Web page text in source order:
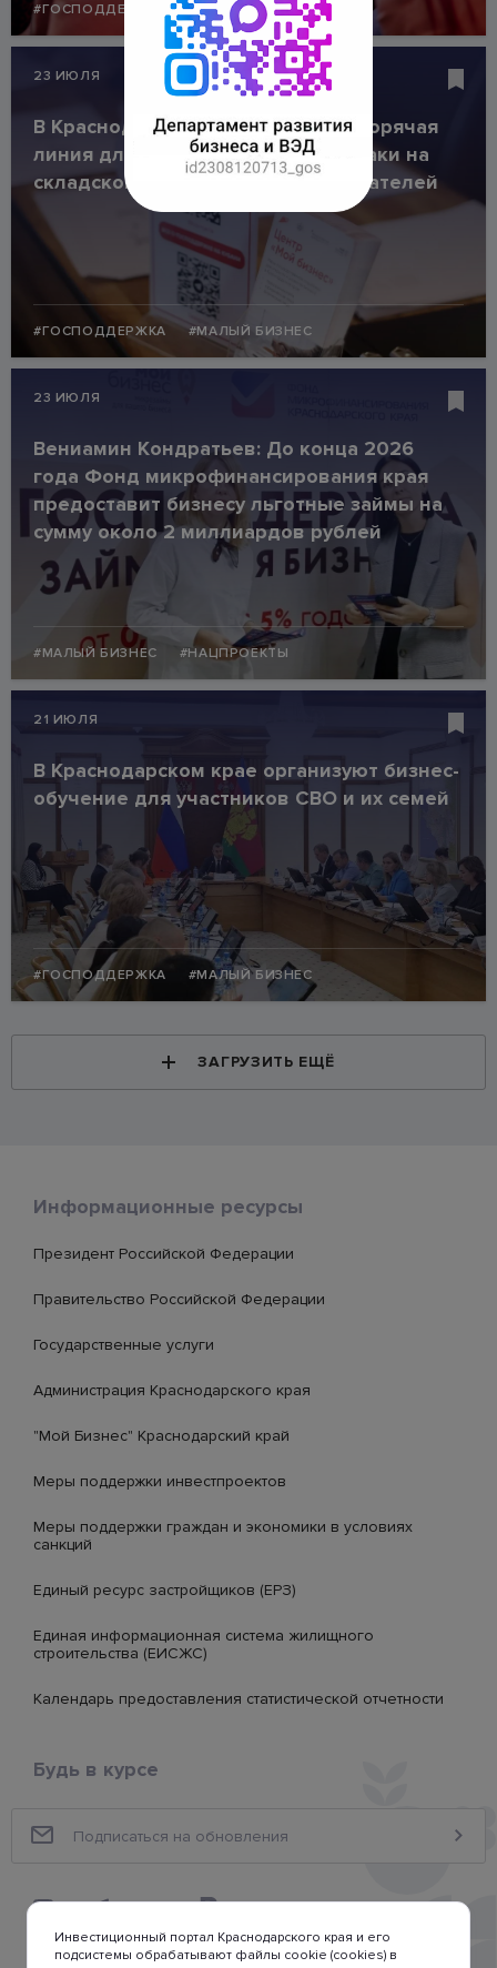
#ГОСПОДДЕРЖКА #МАЛЫЙ БИЗНЕС
23 ИЮЛЯ
В Краснодарском крае работает горячая
линия для пострадавших из-за атаки на
складской комплекс предпринимателей
#ГОСПОДДЕРЖКА #МАЛЫЙ БИЗНЕС
23 ИЮЛЯ
Вениамин Кондратьев: До конца 2026
года Фонд микрофинансирования края
предоставит бизнесу льготные займы на
сумму около 2 миллиардов рублей
#МАЛЫЙ БИЗНЕС #НАЦПРОЕКТЫ
21 ИЮЛЯ
В Краснодарском крае организуют бизнес-
обучение для участников СВО и их семей
#ГОСПОДДЕРЖКА #МАЛЫЙ БИЗНЕС
ЗАГРУЗИТЬ ЕЩЁ
Информационные ресурсы
Президент Российской Федерации
Правительство Российской Федерации
Государственные услуги
Администрация Краснодарского края
"Мой Бизнес" Краснодарский край
Меры поддержки инвестпроектов
Меры поддержки граждан и экономики в условиях
санкций
Единый ресурс застройщиков (ЕРЗ)
Единая информационная система жилищного
строительства (ЕИСЖС)
Календарь предоставления статистической отчетности
Будь в курсе
Инвестиционный портал Краснодарского края и его
подсистемы обрабатывают файлы cookie (cookies) в